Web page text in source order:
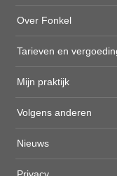
Over Fonkel
Tarieven en
Mijn praktijk
Volgens anderen
Nieuws
Privacy